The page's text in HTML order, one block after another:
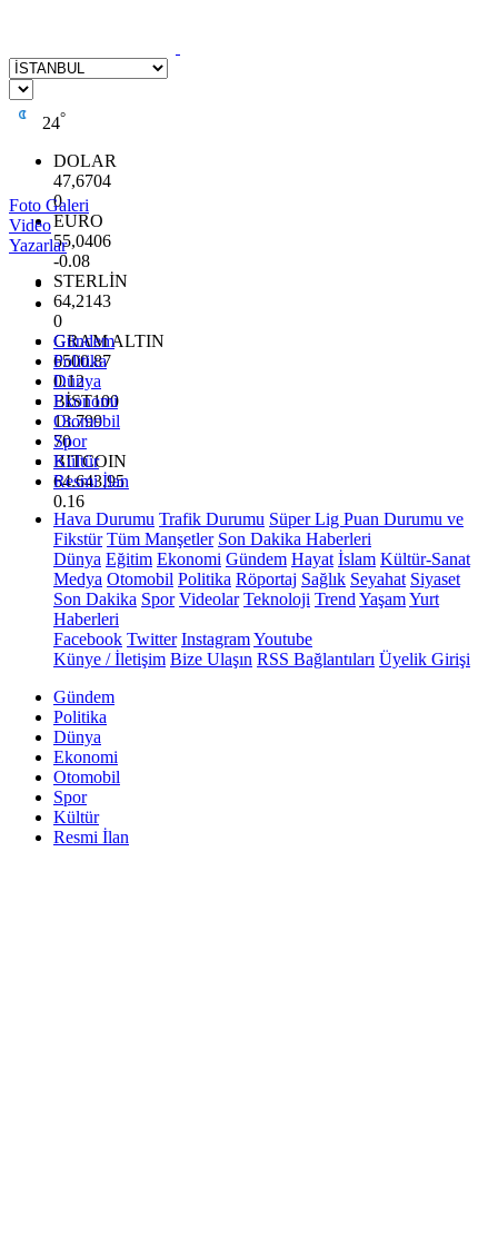
24°
DOLAR
47,6704
0
EURO
55,0406
-0.08
STERLİN
64,2143
0
GRAM ALTIN
6500.87
0.12
BİST100
13.799
70
BITCOIN
64.643,95
0.16
Foto Galeri
Video
Yazarlar
Gündem
Politika
Dünya
Ekonomi
Otomobil
Spor
Kültür
Resmi İlan
Hava Durumu Trafik Durumu Süper Lig Puan Durumu ve
Fikstür Tüm Manşetler Son Dakika Haberleri
Dünya Eğitim Ekonomi Gündem Hayat İslam Kültür-Sanat
Medya Otomobil Politika Röportaj Sağlık Seyahat Siyaset
Son Dakika Spor Videolar Teknoloji Trend YaşamYurt
Haberleri
Facebook Twitter InstagramYoutube
Künye / İletişim Bize Ulaşın RSS Bağlantıları Üyelik Girişi
Gündem
Politika
Dünya
Ekonomi
Otomobil
Spor
Kültür
Resmi İlan